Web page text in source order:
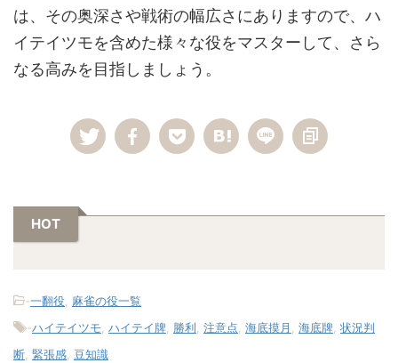
は、その奥深さや戦術の幅広さにありますので、ハ
イテイツモを含めた様々な役をマスターして、さら
なる高みを目指しましょう。
HOT
-一翻役 麻雀の役一覧
-ハイテイツモ ハイテイ牌 勝利 注意点 海底摸月 海底牌 状況判
断 緊張感 豆知識